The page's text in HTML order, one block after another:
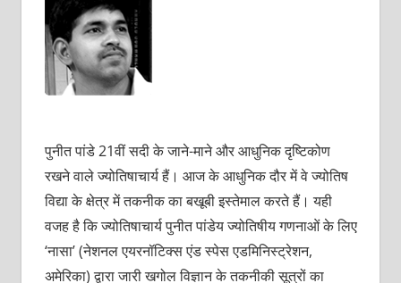
पुनीत पांडे 21वीं सदी के जाने-माने और आधुनिक दृष्टिकोण
रखने वाले ज्योतिषाचार्य हैं। आज के आधुनिक दौर में वे ज्योतिष
विद्या के क्षेत्र में तकनीक का बखूबी इस्तेमाल करते हैं। यही
वजह है कि ज्योतिषाचार्य पुनीत पांडेय ज्योतिषीय गणनाओं के लिए
‘नासा’ (नेशनल एयरनॉटिक्स एंड स्पेस एडमिनिस्ट्रेशन,
अमेरिका) द्वारा जारी खगोल विज्ञान के तकनीकी सूत्रों का